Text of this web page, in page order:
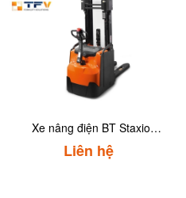
Xe nâng điện BT Staxio
SWE145-200
Liên hệ